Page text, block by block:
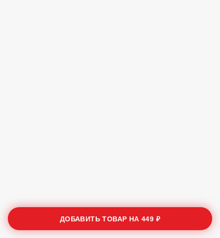
ДОБАВИТЬ ТОВАР НА449 ₽